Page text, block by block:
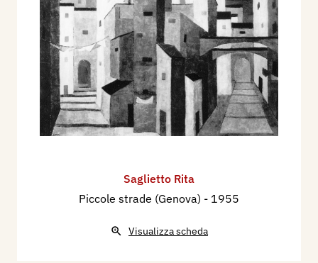
Saglietto Rita
Piccole strade (Genova) - 1955
Visualizza scheda